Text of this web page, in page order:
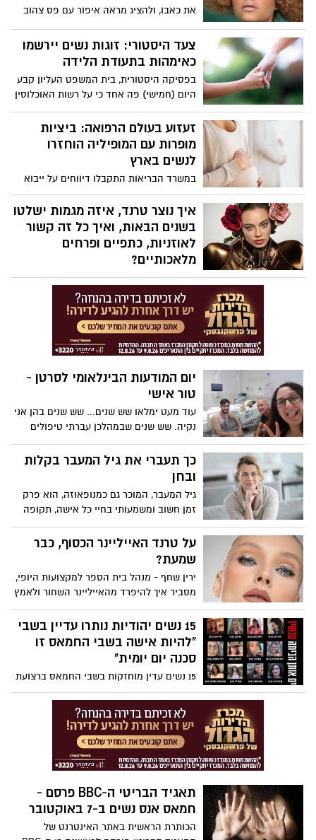
את כאבו, ולהציג מראה איפור עם פס צהוב
המראה:
צעד היסטורי: זוגות נשים יירשמו
כאימהות בתעודת הלידה
בפסיקה היסטורית, בית המשפט העליון קבע
היום (חמישי) פה אחד כי על רשות האוכלוסין
להנפיק תעודות לידה מתוקנות לזוגות נשים,
וזאת על מנת לשקף את מעמדן כאימהות של
ילדיהן המשותפים.
זעזוע בעולם הרפואה: ביציות
מופרות עם המופיליה הוחזרו
לנשים בארץ
במשרד הבריאות התקבלו דיווחים על ייבוא
ביציות מופרות ממרפאה בחו"ל (BIRTH,
גיאורגיה) מתורמת נשאית של מחלה גנטית
(המופיליה B) על פי החשד, על אף שהמידע
על הנשאות הגנטית למחלה היה מצוי לכאורה
בידי הצוותים במרפאה בחו"ל ובישראל,
העוברים הועברו ארצה ואף בוצעה החזרה
של הביציות המופרות למספר מטופלות
ישראליות.
איך נוצר טרנד, איזה מגמות ישלטו
בשנים הבאות, ואיך כל זה קשור
לאוזניות, כתפיים ופרחים
מלאכותיים?
ירין שחף, מנהל בית הספר למקצועות
האיפור, הסטיילינג והתסרוקות, עם ההסברים
יום המודעות הבינלאומי לסרטן -
טור אישי
עוד מעט ימלאו שש שנים... שש שנים בהן אני
נקיה. שש שנים שבמהלכן עברתי טיפולים
שונים, על מנת להיפטר מהסרטן שקבע את
שורשיו בתוכי. היום, יום המודעות הבינלאומי
לסרטן, ואתן נשים יקרות מתבקשות לעצור
לרגע לחשוב על עצמכן, למשש, להבין,
ולהיבדק....
כך תעברי את גיל המעבר בקלות
ובחן
גיל המעבר, המוכר גם כמנופאוזה, הוא פרק
זמן חשוב ומשמעותי בחיי כל אישה, תקופה
שבה מתרחשים שינויים הורמונליים, פיזיים
ורגשיים. בתקופה זו בחיי אישה מתרחשת
ירידה בפעילות ההורמונלית של השחלות,
שגורם לסיום המחזור החודשי ולסיום השנים
הפוריות. גיל המעבר נמשך בדרך כלל מספר
שנים ומתחיל, בממוצע, בגילאי 45-55, אך ישנן
נשים שחוות אותו מוקדם יותר או מאוחר יותר.
על טרנד האייליינר הכסוף, כבר
שמעת?
ירין שחף - מנהל בית הספר למקצועות היופי,
מסביר איך להיפרד מהאייליינר השחור ולאמץ
את המגמה הכסופה
15 נשים יהודיות נותרו עדיין בשבי
"להיות אישה בשבי החמאס זו
סכנה יום יומית"
15 נשים עדין מוחזקות בשבי החמאס ברצועת
עזה בין החטופות: תצפיתניות מנחל עוז, נשים
מבוגרות מקיבוצי העוטף, צעירות שבאו לבלות
במסיבת הנובה ברעים. מעל ל82 יום בשבי
ולא ידוע מה עולה בגורלן. "לאישה בשבי
קיימות סכנות איומות, מעבר לפגיעה
המנטלית שאיתה תצטרך להתמודד בהמשך
מינית הן קריטיות ברגעים אלו. אני לא רוצה
להיכנס לתיאורים גרפיים קשים – אבל זה
ברור שלנשים איום השבי הוא שונה משל
תאגיד הבריטי ה-BBC פרסם -
חמאס אנס נשים ב-7 באוקטובר
הכותרת הראשית באתר האינטרנט של